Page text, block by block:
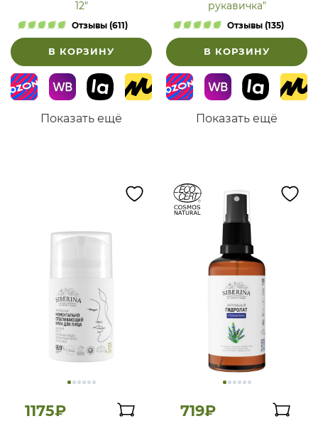
12"
Отзывы (611)
В КОРЗИНУ
Показать ещё
рукавичка"
Отзывы (135)
В КОРЗИНУ
Показать ещё
1175₽ 719₽